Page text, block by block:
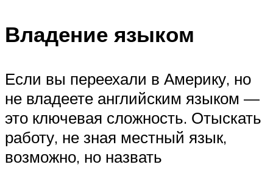
Владение языком
Если вы переехали в Америку, но
не владеете английским языком —
это ключевая сложность. Отыскать
работу, не зная местный язык,
возможно, но назвать